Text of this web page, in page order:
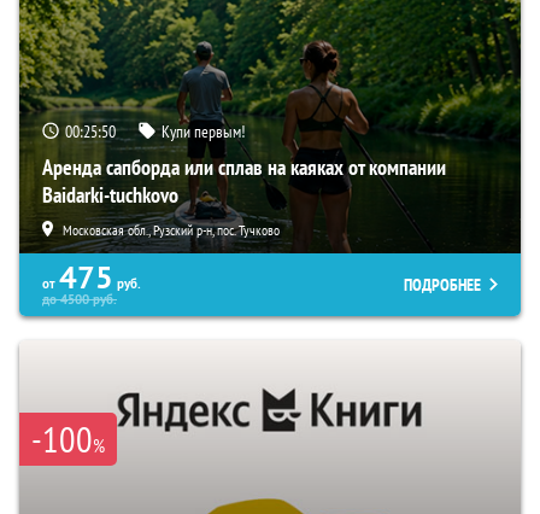
00:25:49 Купи первым!
Аренда сапборда или сплав на каяках от компании
Baidarki-tuchkovo
Московская обл., Рузский р-н, пос. Тучково
от 475 руб.
до4500руб.
ПОДРОБНЕЕ
-100%